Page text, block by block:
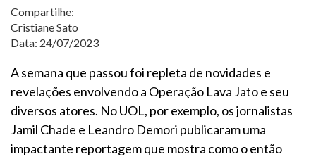
Compartilhe:
Cristiane Sato
Data: 24/07/2023
A semana que passou foi repleta de novidades e
revelações envolvendo a Operação Lava Jato e seu
diversos atores. No UOL, por exemplo, os jornalistas
Jamil Chade e Leandro Demori publicaram uma
impactante reportagem que mostra como o então